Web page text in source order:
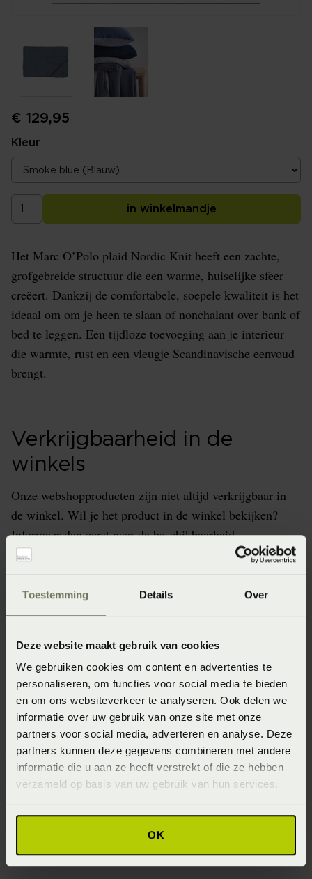
Toestemming Details Over
Deze website maakt gebruik van cookies
We gebruiken cookies om content en advertenties te
personaliseren, om functies voor social media te bieden
en om ons websiteverkeer te analyseren. Ook delen we
informatie over uw gebruik van onze site met onze
partners voor social media, adverteren en analyse. Deze
partners kunnen deze gegevens combineren met andere
informatie die u aan ze heeft verstrekt of die ze hebben
verzameld op basis van uw gebruik van hun services.
OK
€ 129,95
Kleur
in winkelmandje
Het Marc O’Polo plaid Nordic Knit heeft een zachte,
grofgebreide structuur die een warme, huiselijke sfeer
creëert. Dankzij de comfortabele, soepele kwaliteit is het
ideaal om om je heen te slaan of nonchalant over bank of
bed te leggen. Een tijdloze toevoeging aan je interieur
die warmte, rust en een vleugje Scandinavische eenvoud
brengt.
Verkrijgbaarheid in de
winkels
Onze webshopproducten zijn niet altijd verkrijgbaar in
de winkel. Wil je het product in de winkel bekijken?
Informeer dan eerst naar de beschikbaarheid.
Specificaties
Artikelnummer
8715944677486
Wasinstructie
Maximaal 30 graden voorzichtig (Voorzichtig en maximaal
Afmeting
130x170 (130 x 170 cm)
Materiaal
100% biologisch katoen (GOTS) (GOTS Katoen)